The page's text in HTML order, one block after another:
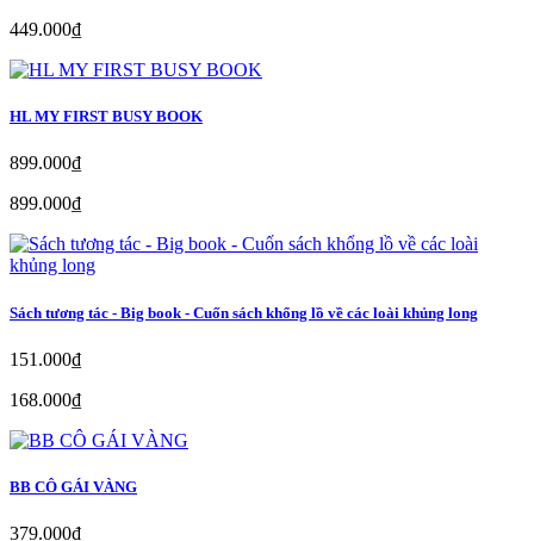
449.000₫
HL MY FIRST BUSY BOOK
899.000₫
899.000₫
Sách tương tác - Big book - Cuốn sách khổng lồ về các loài khủng long
151.000₫
168.000₫
BB CÔ GÁI VÀNG
379.000₫